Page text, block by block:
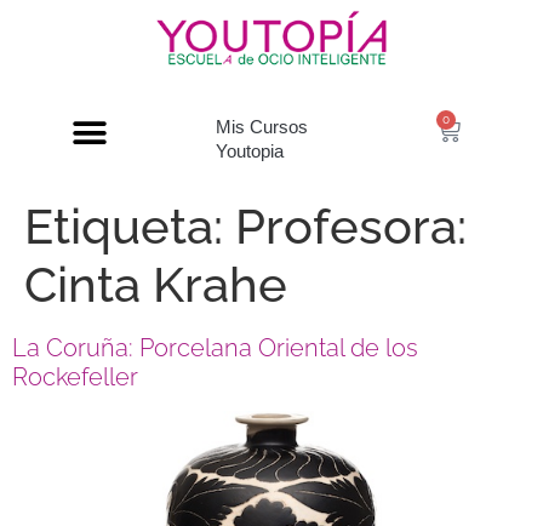
Mis Cursos
Youtopia
0
Etiqueta: Profesora:
Cinta Krahe
La Coruña: Porcelana Oriental de los
Rockefeller